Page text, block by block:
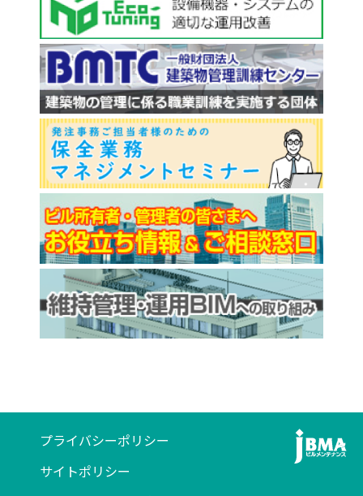
プライバシーポリシー
サイトポリシー